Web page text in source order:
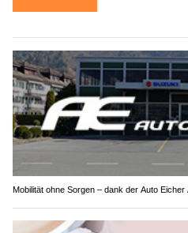
Mobilität ohne Sorgen – dank der Auto Eicher